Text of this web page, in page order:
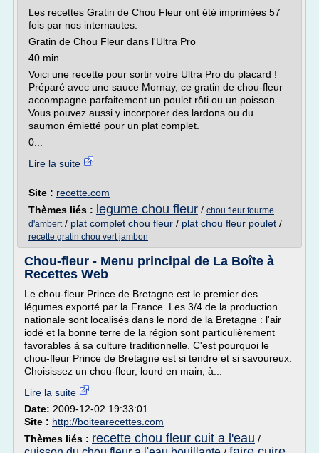
Les recettes Gratin de Chou Fleur ont été imprimées 57
fois par nos internautes.
Gratin de Chou Fleur dans l'Ultra Pro
40 min
Voici une recette pour sortir votre Ultra Pro du placard !
Préparé avec une sauce Mornay, ce gratin de chou-fleur
accompagne parfaitement un poulet rôti ou un poisson.
Vous pouvez aussi y incorporer des lardons ou du
saumon émietté pour un plat complet.
0...
Lire la suite
Site : recette.com
Thèmes liés : legume chou fleur / chou fleur fourme
d'ambert/ plat complet chou fleur / plat chou fleur poulet /
recette gratin chou vert jambon
Chou-fleur - Menu principal de La Boîte à
Recettes Web
Le chou-fleur Prince de Bretagne est le premier des
légumes exporté par la France. Les 3/4 de la production
nationale sont localisés dans le nord de la Bretagne : l'air
iodé et la bonne terre de la région sont particulièrement
favorables à sa culture traditionnelle. C'est pourquoi le
chou-fleur Prince de Bretagne est si tendre et si savoureux.
Choisissez un chou-fleur, lourd en main, à...
Lire la suite
Date: 2009-12-02 19:33:01
Site : http://boitearecettes.com
Thèmes liés : recette chou fleur cuit a l'eau /